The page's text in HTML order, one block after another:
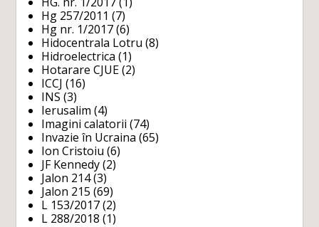
Hg 257/2011 (7)
Hg nr. 1/2017 (6)
Hidocentrala Lotru (8)
Hidroelectrica (1)
Hotarare CJUE (2)
ICCJ (16)
INS (3)
Ierusalim (4)
Imagini calatorii (74)
Invazie în Ucraina (65)
Ion Cristoiu (6)
JF Kennedy (2)
Jalon 214(3)
Jalon 215 (69)
L 153/2017 (2)
L 288/2018 (1)